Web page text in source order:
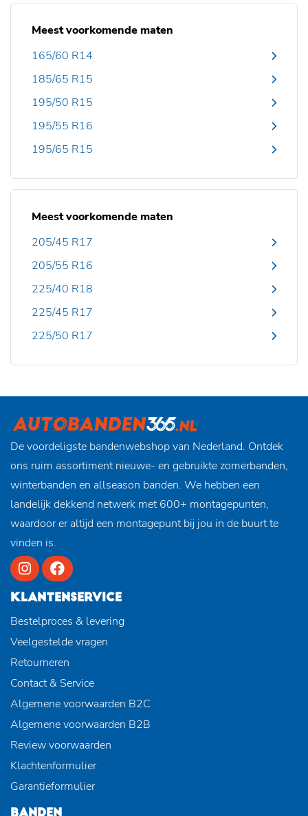
Meest voorkomende maten
165/60 R14
185/65 R15
195/50 R15
195/55 R16
195/65 R15
Meest voorkomende maten
205/45 R17
205/55 R16
225/40 R18
225/45 R17
225/50 R17
De voordeligste bandenwebshop van Nederland. Ontdek
ons ruim assortiment nieuwe- en gebruikte zomerbanden,
winterbanden en allseason banden. We hebben een
landelijk dekkend netwerk met 600+ montagepunten,
waardoor er altijd een montagepunt bij jou in de buurt te
vinden is.
KLANTENSERVICE
Bestelproces & levering
Veelgestelde vragen
Retourneren
Contact & Service
Algemene voorwaarden B2C
Algemene voorwaarden B2B
Review voorwaarden
Klachtenformulier
Garantieformulier
BANDEN